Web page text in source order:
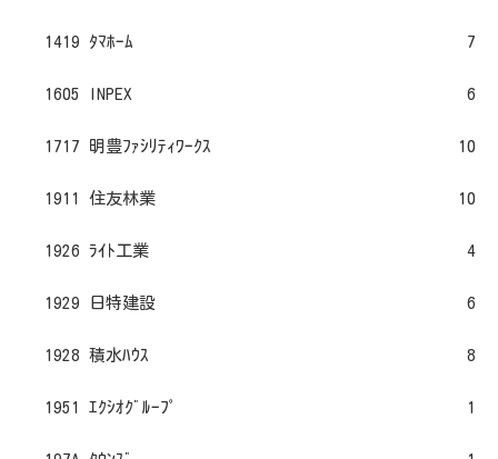
1419 ﾀﾏﾎｰﾑ 7
1605 INPEX 6
1717 明豊ﾌｧｼﾘﾃｨﾜｰｸｽ 10
1911 住友林業 10
1926 ﾗｲﾄ工業 4
1929 日特建設 6
1928 積水ﾊｳｽ 8
1951 ｴｸｼｵｸﾞﾙｰﾌﾟ 1